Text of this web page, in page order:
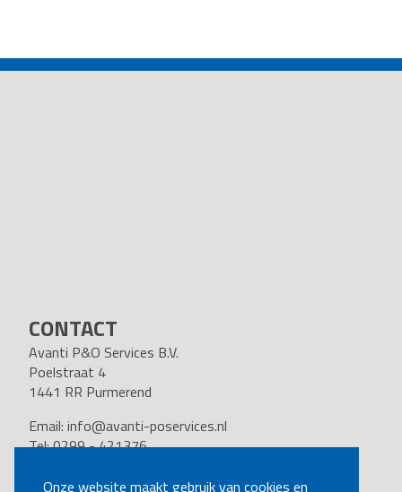
Onze website maakt gebruik van cookies en
NAVIGATION
CONTACT
Avanti P&O Services B.V.
Poelstraat 4
1441 RR Purmerend
Email: info@avanti-poservices.nl
Tel: 0299 - 421376
Kvk nummer: 37140121